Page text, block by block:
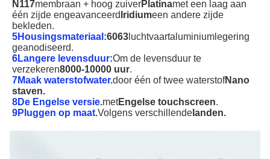
N117membraan + hoog zuiverPlatinamet een laag aan
één zijde engeavanceerd Iridiumeen andere zijde
bekleden.
5Housingsmateriaal:6063 luchtvaartaluminiumlegering
geanodiseerd.
6Langere levensduur:Om de levensduur te
verzekeren8000-10000 uur.
7Maak waterstofwater.door één of twee waterstofNano
staven.
8De Engelse versie.metEngelse touchscreen.
9Pluggen op maat.Volgens verschillende landen.